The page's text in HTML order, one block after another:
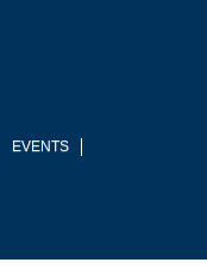
EVENTS